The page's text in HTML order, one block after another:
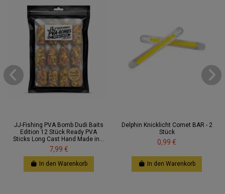
JJ-Fishing PVA Bomb Dudi Baits
Edition 12 Stück Ready PVA
Sticks Long Cast Hand Made in...
7,99 €
In den Warenkorb
Delphin Knicklicht Comet BAR - 2
Stück
0,99 €
In den Warenkorb